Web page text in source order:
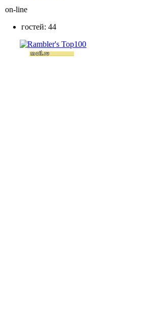
on-line
гостей: 44